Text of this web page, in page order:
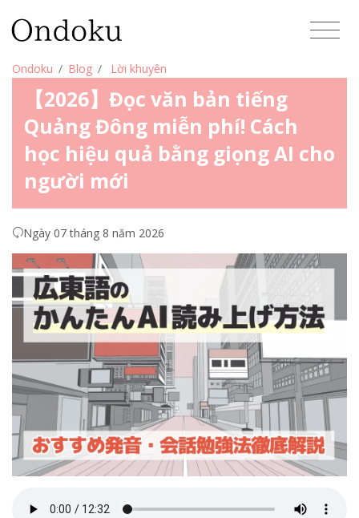
Ondoku Blog Lời khuyên
【2026】Đọc văn bản tiếng
Quảng Đông miễn phí! Cách
học hiệu quả bằng giọng AI cho
người mới
Ngày 07 tháng 8 năm 2026